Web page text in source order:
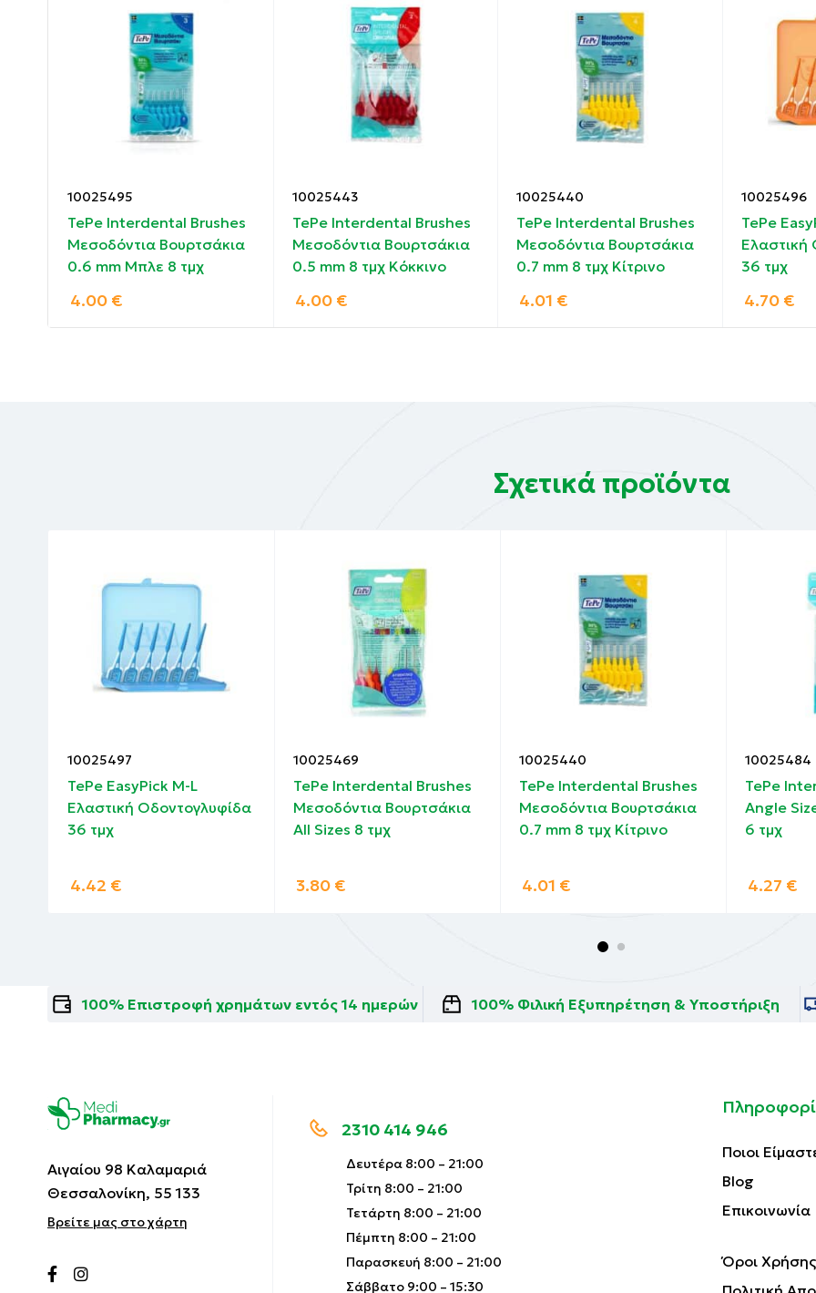
Βρέξτε το Elgydium Clinic Mono Compact Μεσοδόντιο Βουρτσάκι και εισχωρήστε το προσεκτικά
δόντια, δίνοντάς του μία κλίση προς τα εμπρός.
Κινήστε το βουρτσάκι εμπρός πίσω μερικές φορές.
Ξεπλύνετε καλά μετά τη χρήση.
Λευκές ίνες, που αποκαλύπτουν τα ευαίσθητα σημεία των ούλων σε περίπτωση ουλορραγίας
Μαύρες ίνες, που διευκολύνουν την εισχώρηση στο μεσοδόντιο χώρο, καθώς είναι πιο λεπτές και
την οδοντική πλάκα.
10025495
TePe Interdental Brushes
Μεσοδόντια Βουρτσάκια
0.6 mm Μπλε 8 τμχ
4.00 €
10025443
TePe Interdental Brushes
Μεσοδόντια Βουρτσάκια
0.5 mm 8 τμχ Κόκκινο
4.00 €
10025440
TePe Interdental Brushes
Μεσοδόντια Βουρτσάκια
0.7 mm 8 τμχ Κίτρινο
4.01 €
10025496
TePe
Ελαστική
36 τμχ
4.70 €
Σχετικά προϊόντα
10025497
TePe EasyPick M-L
Ελαστική Oδοντογλυφίδα
36 τμχ
4.42 €
10025469
TePe Interdental Brushes
Μεσοδόντια Βουρτσάκια
All Sizes 8 τμχ
3.80 €
10025440
TePe Interdental Brushes
Μεσοδόντια Βουρτσάκια
0.7 mm 8 τμχ Κίτρινο
4.01 €
10025484
TePe
Angle
6 τμχ
4.27 €
100% Επιστροφή χρημάτων εντός 14 ημερών 100% Φιλική Εξυπηρέτηση & Υποστήριξη
Αιγαίου 98 Καλαμαριά
Θεσσαλονίκη, 55 133
Βρείτε μας στο χάρτη
2310 414 946
Δευτέρα 8:00 – 21:00
Τρίτη 8:00 – 21:00
Τετάρτη 8:00 – 21:00
Πέμπτη 8:00 – 21:00
Παρασκευή 8:00 – 21:00
Σάββατο 9:00 – 15:30
Ποιοι
Blog
Επικοινωνία
Όροι Χρήσης